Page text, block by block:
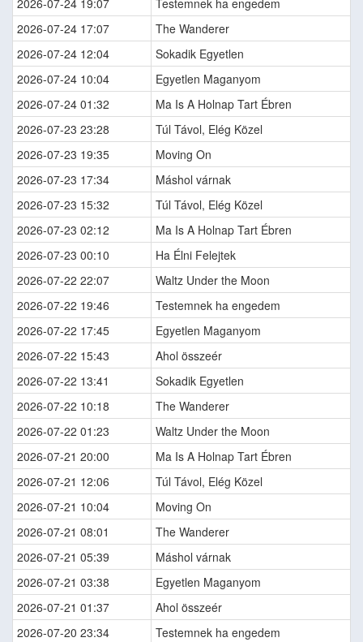
2026-07-24 19:07
Testemnek ha engedem
2026-07-24 17:07
The Wanderer
2026-07-24 12:04
Sokadik Egyetlen
2026-07-24 10:04
Egyetlen Maganyom
2026-07-24 01:32
Ma Is A Holnap Tart Ébren
2026-07-23 23:28
Túl Távol, Elég Közel
2026-07-23 19:35
Moving On
2026-07-23 17:34
Máshol várnak
2026-07-23 15:32
Túl Távol, Elég Közel
2026-07-23 02:12
Ma Is A Holnap Tart Ébren
2026-07-23 00:10
Ha Élni Felejtek
2026-07-22 22:07
Waltz Under the Moon
2026-07-22 19:46
Testemnek ha engedem
2026-07-22 17:45
Egyetlen Maganyom
2026-07-22 15:43
Ahol összeér
2026-07-22 13:41
Sokadik Egyetlen
2026-07-22 10:18
The Wanderer
2026-07-22 01:23
Waltz Under the Moon
2026-07-21 20:00
Ma Is A Holnap Tart Ébren
2026-07-21 12:06
Túl Távol, Elég Közel
2026-07-21 10:04
Moving On
2026-07-21 08:01
The Wanderer
2026-07-21 05:39
Máshol várnak
2026-07-21 03:38
Egyetlen Maganyom
2026-07-21 01:37
Ahol összeér
2026-07-20 23:34
Testemnek ha engedem